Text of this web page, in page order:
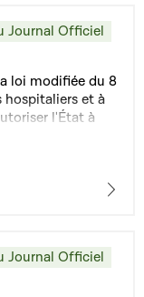
Journal Officiel
loi modifiée du 8
hospitaliers et à
l'État à
astreintes des
Journal Officiel